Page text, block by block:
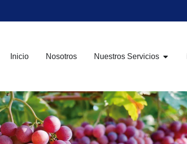
Inicio Nosotros Nuestros Servicios